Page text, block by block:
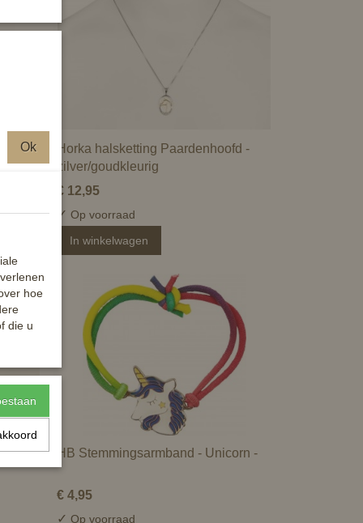
Horka halsketting Paardenhoofd -
zilver/goudkleurig
€ 12,95
✓ Op voorraad
In winkelwagen
HB Stemmingsarmband - Unicorn -
€ 4,95
✓ Op voorraad
Ok
hoe
die u